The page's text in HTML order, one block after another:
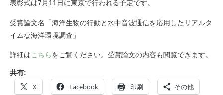
表彰式は7月11日に東京で行われる予定です。
受賞論文名「海洋生物の行動と水中音波通信を応用したリアルタ
イムな海洋環境調査」
詳細はこちらをご覧ください。受賞論文の内容も閲覧できます。
共有:
X Facebook 印刷 その他